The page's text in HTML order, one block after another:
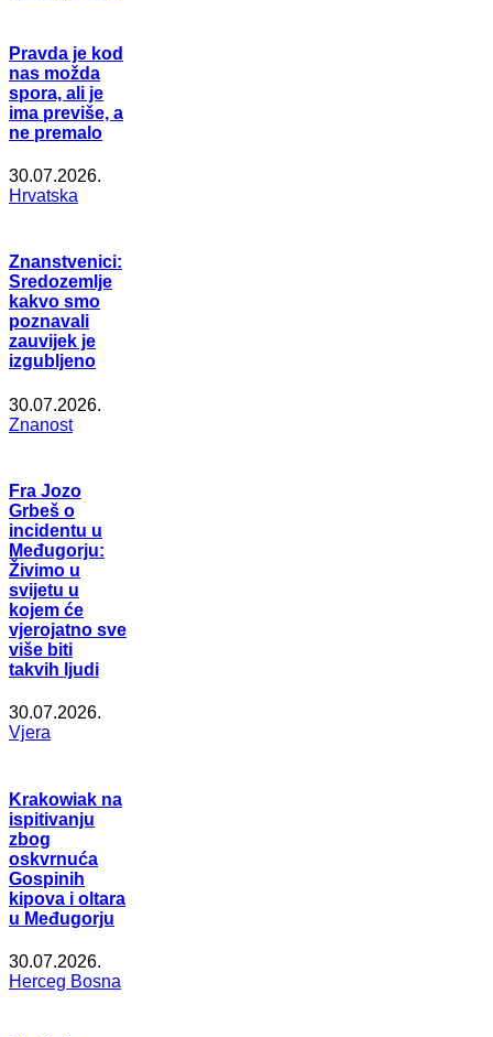
Pravda je kod
nas možda
spora, ali je
ima previše, a
ne premalo
30.07.2026.
Hrvatska
Znanstvenici:
Sredozemlje
kakvo smo
poznavali
zauvijek je
izgubljeno
30.07.2026.
Znanost
Fra Jozo
Grbeš o
incidentu u
Međugorju:
Živimo u
svijetu u
kojem će
vjerojatno sve
više biti
takvih ljudi
30.07.2026.
Vjera
Krakowiak na
ispitivanju
zbog
oskvrnuća
Gospinih
kipova i oltara
u Međugorju
30.07.2026.
Herceg Bosna